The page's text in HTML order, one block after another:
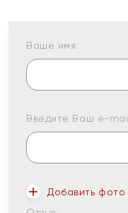
Ваше имя:
Введите Ваш e-
Добавить фото